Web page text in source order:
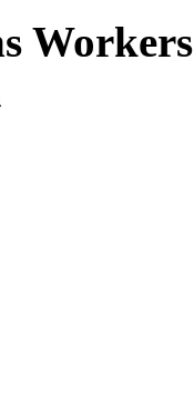
Workers